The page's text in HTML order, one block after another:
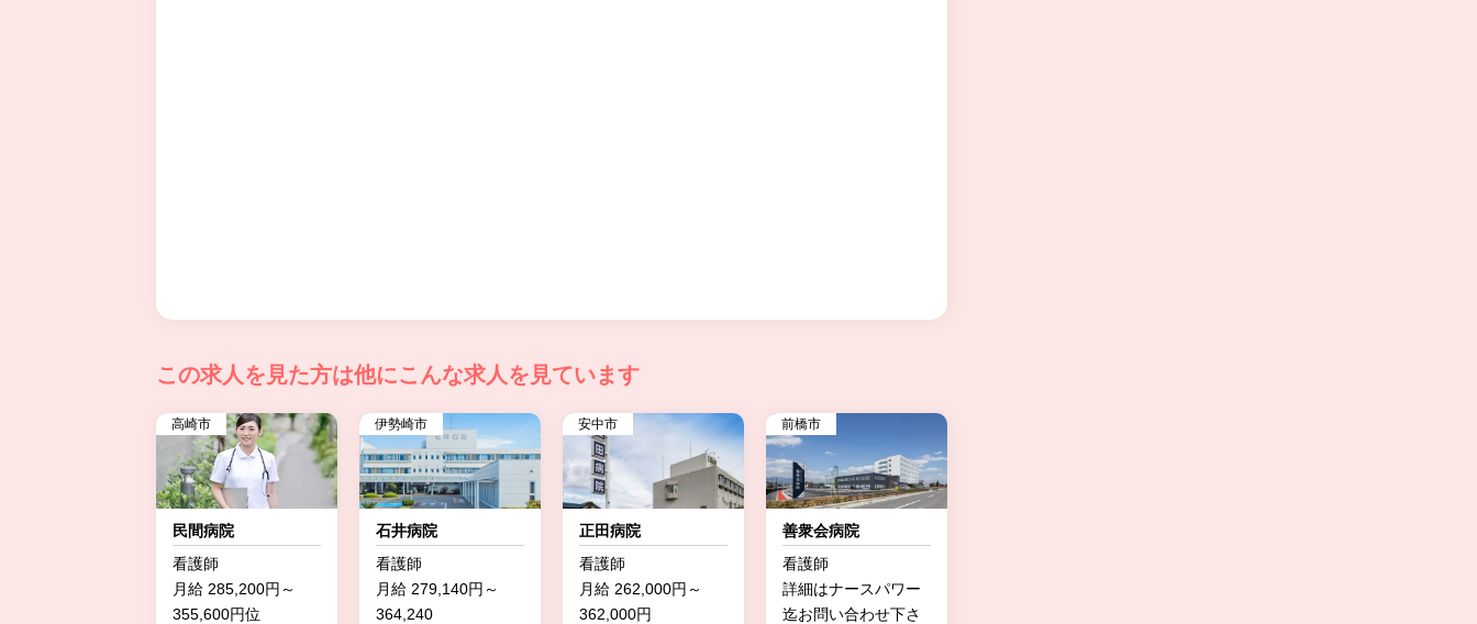
この求人を見た方は他にこんな求人を見ています
高崎市
民間病院
看護師
月給 285,200円～
355,600円位
伊勢崎市
石井病院
看護師
月給 279,140円～
364,240
安中市
正田病院
看護師
月給 262,000円～
362,000円
前橋市
善衆会病院
看護師
詳細はナースパワー
迄お問い合わせ下さ